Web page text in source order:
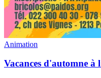
Animation
Vacances d'automne à